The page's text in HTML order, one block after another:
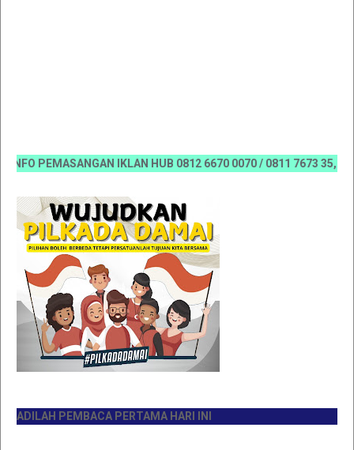
PEMASANGAN IKLAN HUB 0812 6670 0070 / 0811 7673 35,
PEMBACA PERTAMA HARI INI